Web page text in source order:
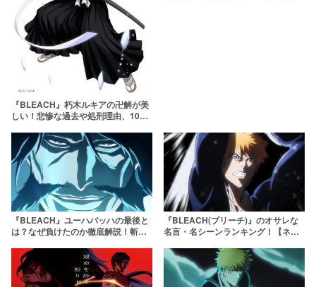
『BLEACH』朽木ルキアの卍解が美
しい！悲惨な過去や処刑理由、10年
『BLEACH』ユーハバッハの最後と
は？なぜ負けたのか徹底解説！斬月
『BLEACH(ブリーチ)』のオサレな
名言・名シーンランキング！【ネタ